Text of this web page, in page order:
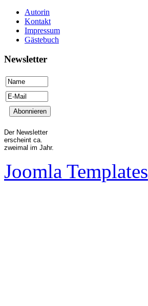
Autorin
Kontakt
Impressum
Gästebuch
Newsletter
Der Newsletter
erscheint ca.
zweimal im Jahr.
Joomla Templates